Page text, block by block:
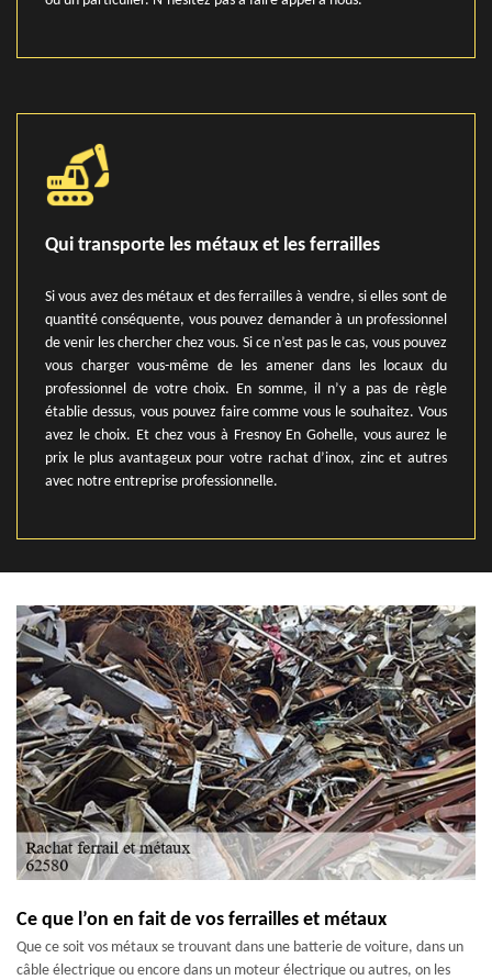
Qui transporte les métaux et les ferrailles
Si vous avez des métaux et des ferrailles à vendre, si elles sont de
quantité conséquente, vous pouvez demander à un professionnel
de venir les chercher chez vous. Si ce n’est pas le cas, vous pouvez
vous charger vous-même de les amener dans les locaux du
professionnel de votre choix. En somme, il n’y a pas de règle
établie dessus, vous pouvez faire comme vous le souhaitez. Vous
avez le choix. Et chez vous à Fresnoy En Gohelle, vous aurez le
prix le plus avantageux pour votre rachat d’inox, zinc et autres
avec notre entreprise professionnelle.
Ce que l’on en fait de vos ferrailles et métaux
Que ce soit vos métaux se trouvant dans une batterie de voiture, dans un
câble électrique ou encore dans un moteur électrique ou autres, on les